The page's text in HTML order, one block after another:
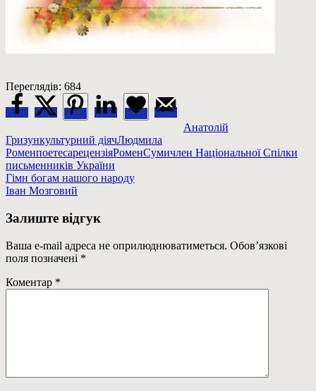
Переглядів: 684
Анатолій
Гризункультурний діячЛюдмила
РоменпоетесарецензіяРоменСумичлен Національної Спілки
письменників України
Навігація
записів
Previous
Post:
Гімн богам нашого народу
Next
Іван Мозговий
Залиште відгук
Ваша e-mail адреса не оприлюднюватиметься. Обов’язкові
поля позначені *
Коментар *